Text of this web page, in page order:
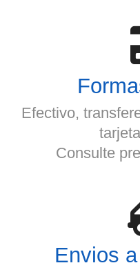
Efectivo,
Consulte
Envios